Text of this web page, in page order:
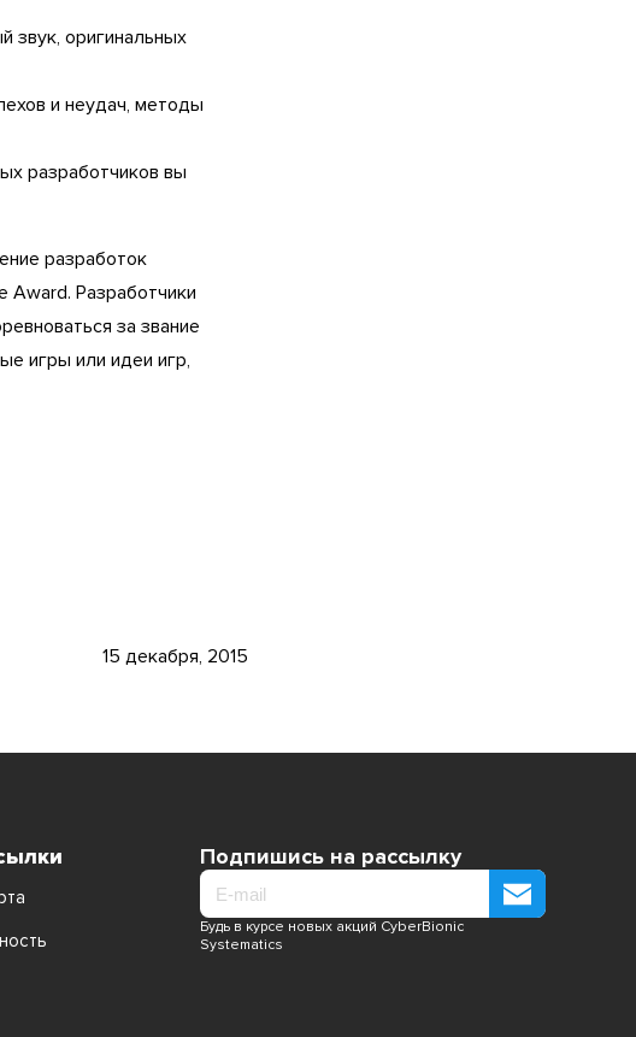
звук, оригинальных
и неудач, методы
разработчиков вы
разработок
Award. Разработчики
за звание
игры или идеи игр,
15 декабря, 2015
Подпишись на рассылку
Будь в курсе новых акций CyberBionic
Systematics